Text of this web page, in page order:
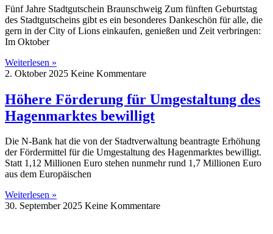
Fünf Jahre Stadtgutschein Braunschweig Zum fünften Geburtstag
des Stadtgutscheins gibt es ein besonderes Dankeschön für alle, die
gern in der City of Lions einkaufen, genießen und Zeit verbringen:
Im Oktober
Weiterlesen »
2. Oktober 2025 Keine Kommentare
Höhere Förderung für Umgestaltung des
Hagenmarktes bewilligt
Die N-Bank hat die von der Stadtverwaltung beantragte Erhöhung
der Fördermittel für die Umgestaltung des Hagenmarktes bewilligt.
Statt 1,12 Millionen Euro stehen nunmehr rund 1,7 Millionen Euro
aus dem Europäischen
Weiterlesen »
30. September 2025 Keine Kommentare